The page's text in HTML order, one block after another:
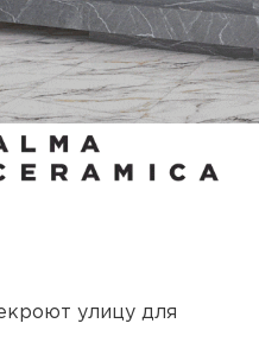
улицу для